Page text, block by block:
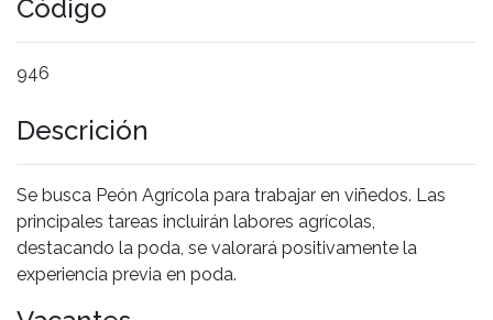
Código
946
Descrición
Se busca Peón Agrícola para trabajar en viñedos. Las
principales tareas incluirán labores agrícolas,
destacando la poda, se valorará positivamente la
experiencia previa en poda.